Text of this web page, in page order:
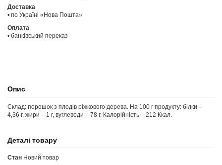
Доставка
• по Україні «Нова Пошта»
Оплата
• банківський переказ
Опис
Склад: порошок з плодів ріжкового дерева. На 100 г продукту: білки –
4,36 г, жири – 1 г, вуглеводи – 78 г. Калорійність – 212 Ккал.
Деталі товару
Стан Новий товар